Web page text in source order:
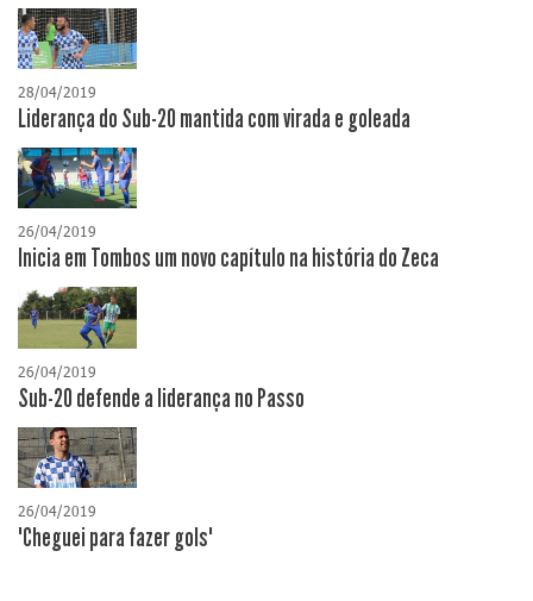
28/04/2019
Liderança do Sub-20 mantida com virada e goleada
26/04/2019
Inicia em Tombos um novo capítulo na história do Zeca
26/04/2019
Sub-20 defende a liderança no Passo
26/04/2019
"Cheguei para fazer gols"